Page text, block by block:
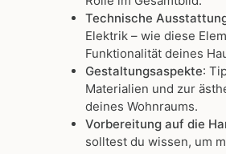
Technische
Elektrik – wie diese
Funktionalität deines
Gestaltungsaspekte:
Materialien und zur
deines Wohnraums.
Vorbereitung auf die
solltest du wissen, um